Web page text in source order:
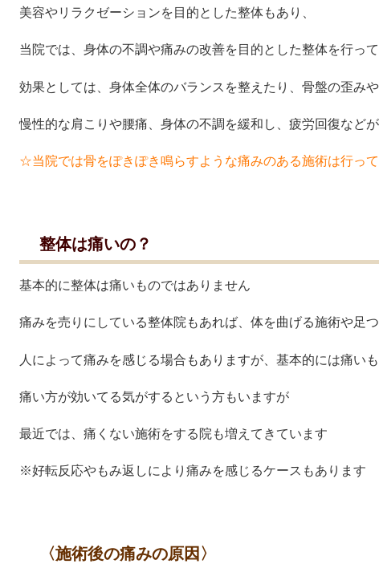
美容やリラクゼーションを目的とした整体もあり、
当院では、身体の不調や痛みの改善を目的とした整体を行っ
効果としては、身体全体のバランスを整えたり、骨盤の歪み
慢性的な肩こりや腰痛、身体の不調を緩和し、疲労回復など
☆当院では骨をぽきぽき鳴らすような痛みのある施術は行っ
整体は痛いの？
基本的に整体は痛いものではありません
痛みを売りにしている整体院もあれば、体を曲げる施術や足
人によって痛みを感じる場合もありますが、基本的には痛い
痛い方が効いてる気がするという方もいますが
最近では、痛くない施術をする院も増えてきています
※好転反応やもみ返しにより痛みを感じるケースもあります
〈施術後の痛みの原因〉